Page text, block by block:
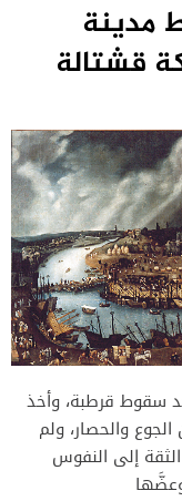
مدينة
قشتالة
سقوط قرطبة، وأخذ
والحصار، ولم
إلى النفوس